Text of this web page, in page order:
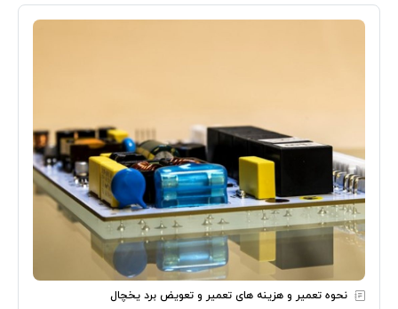
نحوه تعمیر و هزینه های تعمیر و تعویض برد یخچال